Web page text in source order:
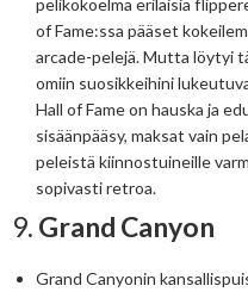
of Fame:ssa pääset
arcade-pelejä. Mutta löytyi
omiin suosikkeihini
Hall of Fame on hauska ja
sisäänpääsy, maksat vain
peleistä kiinnostuineille
sopivasti retroa.
9. Grand Canyon
Grand Canyonin